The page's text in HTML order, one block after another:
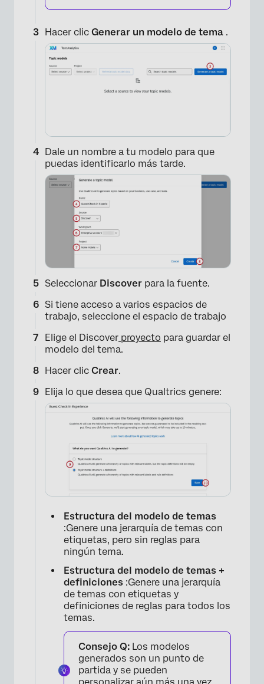
×
Hacer clic Generar un modelo de tema .
Dale un nombre a tu modelo para que
puedas identificarlo más tarde.
Seleccionar Discover para la fuente.
Si tiene acceso a varios espacios de
trabajo, seleccione el espacio de trabajo
Elige el Discover proyecto para guardar el
modelo del tema.
Hacer clic Crear.
Elija lo que desea que Qualtrics genere:
Estructura del modelo de temas
:Genere una jerarquía de temas con
etiquetas, pero sin reglas para
ningún tema.
Estructura del modelo de temas +
definiciones :Genere una jerarquía
de temas con etiquetas y
definiciones de reglas para todos los
temas.
Consejo Q: Los modelos
generados son un punto de
partida y se pueden